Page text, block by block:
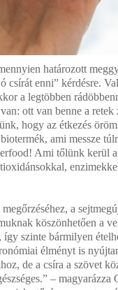
határozott
csírát enni” kérdésre.
a legtöbben
ott van benne a retek
hogy az étkezés
ami messze
Ami tőlünk kerül
a
köszönhetően a
szinte bármilyen
élményt is
de a csíra a szövet
–